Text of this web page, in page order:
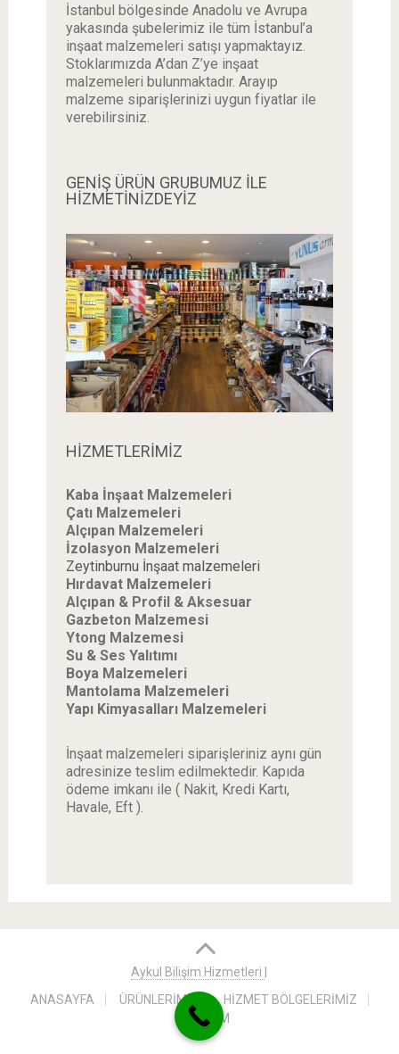
İstanbul bölgesinde Anadolu ve Avrupa
yakasında şubelerimiz ile tüm İstanbul’a
inşaat malzemeleri satışı yapmaktayız.
Stoklarımızda A’dan Z’ye inşaat
malzemeleri bulunmaktadır. Arayıp
malzeme siparişlerinizi uygun fiyatlar ile
verebilirsiniz.
GENİŞ ÜRÜN GRUBUMUZ İLE
HİZMETİNİZDEYİZ
HİZMETLERİMİZ
Kaba İnşaat Malzemeleri
Çatı Malzemeleri
Alçıpan Malzemeleri
İzolasyon Malzemeleri
Zeytinburnu İnşaat malzemeleri
Hırdavat Malzemeleri
Alçıpan & Profil & Aksesuar
Gazbeton Malzemesi
Ytong Malzemesi
Su & Ses Yalıtımı
Boya Malzemeleri
Mantolama Malzemeleri
Yapı Kimyasalları Malzemeleri
İnşaat malzemeleri siparişleriniz aynı gün
adresinize teslim edilmektedir. Kapıda
ödeme imkanı ile ( Nakit, Kredi Kartı,
Havale, Eft ).
Aykul Bilişim Hizmetleri |
ANASAYFA
ÜRÜNLERİMİZ
HİZMET BÖLGELERİMİZ
İLETİŞİM